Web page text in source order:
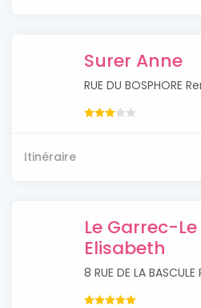
Surer Anne
RUE DU BOSPHORE
Itinéraire
Le Garrec-
Elisabeth
8 RUE DE LA